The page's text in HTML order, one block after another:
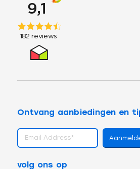
Ontvang aanbiedingen en
volg ons op